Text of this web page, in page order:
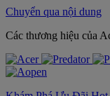
Chuyển qua nội dung
‌Các thương hiệu của